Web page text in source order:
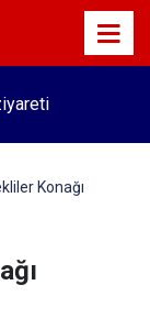
Konağı